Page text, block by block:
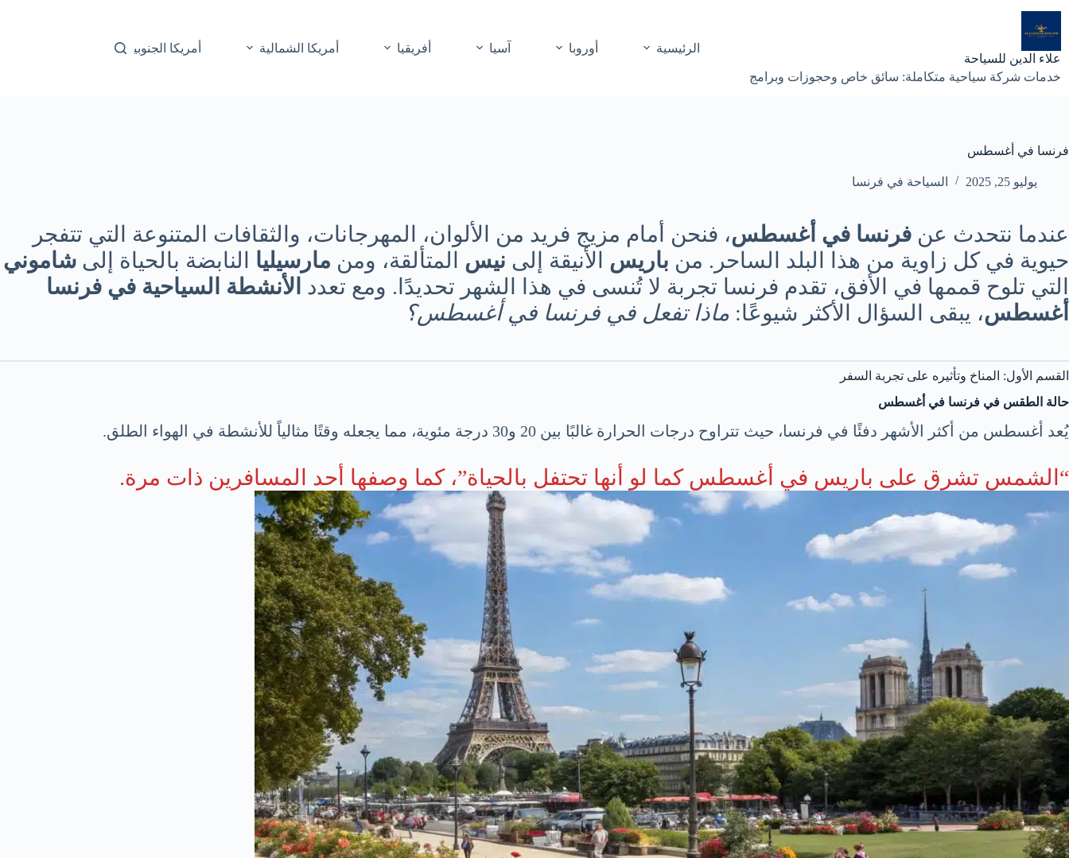
المحتوى
علاء الدين للسياحة
خدمات شركة سياحية متكاملة: سائق خاص وحجوزات وبرامج
الرئيسية أوروبا آسيا أفريقيا أمريكا الشمالية أمريكا الجنوبية
فرنسا في أغسطس
يوليو 25, 2025 السياحة في فرنسا
عندما نتحدث عن فرنسا في أغسطس، فنحن أمام مزيج فريد من الألوان، المهرجانات، والثقافات المتنوعة التي تتفجر
حيوية في كل زاوية من هذا البلد الساحر. من باريس الأنيقة إلى نيس المتألقة، ومن مارسيليا النابضة بالحياة إلى شاموني
التي تلوح قممها في الأفق، تقدم فرنسا تجربة لا تُنسى في هذا الشهر تحديدًا. ومع تعدد الأنشطة السياحية في فرنسا
أغسطس، يبقى السؤال الأكثر شيوعًا: ماذا تفعل في فرنسا في أغسطس؟
القسم الأول: المناخ وتأثيره على تجربة السفر
حالة الطقس في فرنسا في أغسطس
يُعد أغسطس من أكثر الأشهر دفئًا في فرنسا، حيث تتراوح درجات الحرارة غالبًا بين 20 و30 درجة مئوية، مما يجعله وقتًا مثالياً للأنشطة في الهواء الطلق.
“الشمس تشرق على باريس في أغسطس كما لو أنها تحتفل بالحياة”، كما وصفها أحد المسافرين ذات مرة.